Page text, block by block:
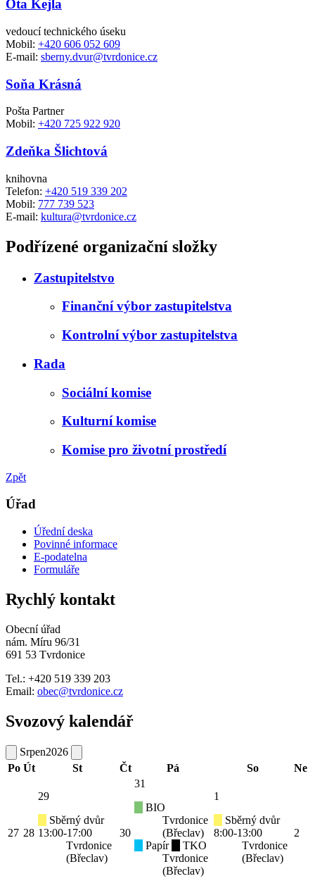
Ota Kejla
vedoucí technického úseku
Mobil: +420 606 052 609
E-mail: sberny.dvur@tvrdonice.cz
Soňa Krásná
Pošta Partner
Mobil: +420 725 922 920
Zdeňka Šlichtová
knihovna
Telefon: +420 519 339 202
Mobil: 777 739 523
E-mail: kultura@tvrdonice.cz
Podřízené organizační složky
Zastupitelstvo
Finanční výbor zastupitelstva
Kontrolní výbor zastupitelstva
Rada
Sociální komise
Kulturní komise
Komise pro životní prostředí
Zpět
Úřad
Úřední deska
Povinné informace
E-podatelna
Formuláře
Rychlý kontakt
Obecní úřad
nám. Míru 96/31
691 53 Tvrdonice
Tel.: +420 519 339 203
Email: obec@tvrdonice.cz
Svozový kalendář
Srpen2026
Po Út St Čt Pá So Ne
27 28
29
Sběrný dvůr
13:00-17:00
Tvrdonice
(Břeclav)
30
31
BIO
Tvrdonice
(Břeclav)
Papír
TKO
Tvrdonice
(Břeclav)
1
Sběrný dvůr
8:00-13:00
Tvrdonice
(Břeclav)
2